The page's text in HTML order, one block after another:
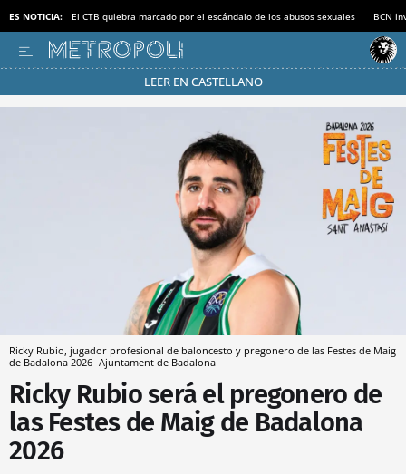
ES NOTICIA: El CTB quiebra marcado por el escándalo de los abusos sexuales BCN
LEER EN CASTELLANO
Pásate al MODO AHORRO
Ricky Rubio, jugador profesional de baloncesto y pregonero de las Festes de Maig
de Badalona 2026 Ajuntament de Badalona
Ricky Rubio será el pregonero de
las Festes de Maig de Badalona
2026